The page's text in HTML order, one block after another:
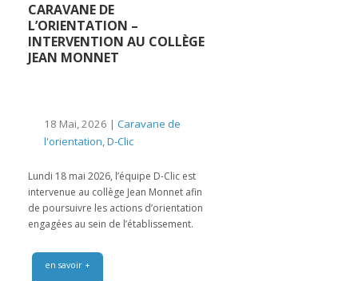
CARAVANE DE
L’ORIENTATION –
INTERVENTION AU COLLÈGE
JEAN MONNET
18 Mai, 2026 | Caravane de
l'orientation,D-Clic
Lundi 18 mai 2026, l’équipe D-Clic est
intervenue au collège Jean Monnet afin
de poursuivre les actions d’orientation
engagées au sein de l’établissement.
en savoir +